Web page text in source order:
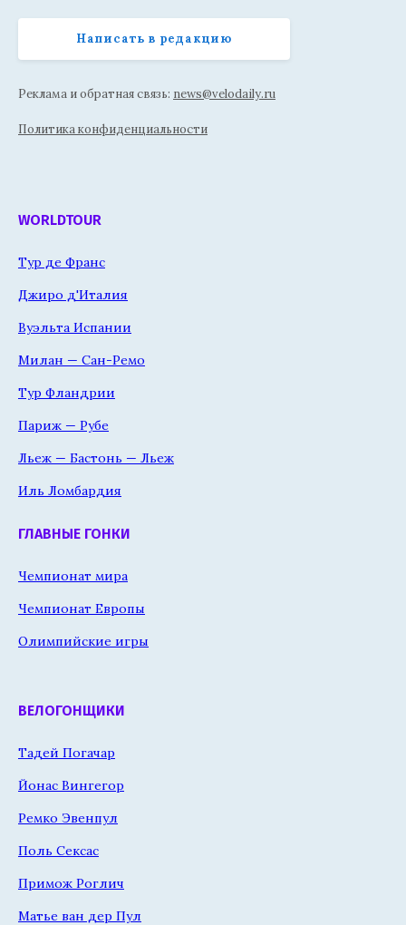
Написать в редакцию
Реклама и обратная связь: news@velodaily.ru
Политика конфиденциальности
WORLDTOUR
Тур де Франс
Джиро д'Италия
Вуэльта Испании
Милан — Сан-Ремо
Тур Фландрии
Париж — Рубе
Льеж — Бастонь — Льеж
Иль Ломбардия
ГЛАВНЫЕ ГОНКИ
Чемпионат мира
Чемпионат Европы
Олимпийские игры
ВЕЛОГОНЩИКИ
Тадей Погачар
Йонас Вингегор
Ремко Эвенпул
Поль Сексас
Примож Роглич
Матье ван дер Пул